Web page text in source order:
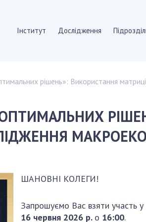
Інститут Дослідження
рішень»: Використання
ШАНОВНІ КОЛЕГИ!
Запрошуємо Вас взяти участь у
16 червня 2026 р. о 16:00.